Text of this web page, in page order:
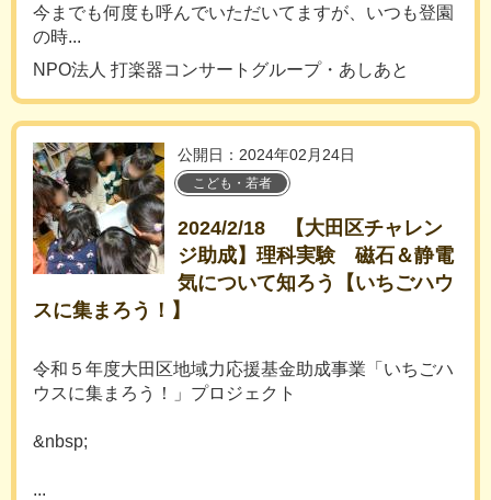
今までも何度も呼んでいただいてますが、いつも登園
の時...
NPO法人 打楽器コンサートグループ・あしあと
公開日：2024年02月24日
こども・若者
2024/2/18 【大田区チャレン
ジ助成】理科実験 磁石＆静電
気について知ろう【いちごハウ
スに集まろう！】
令和５年度大田区地域力応援基金助成事業「いちごハ
ウスに集まろう！」プロジェクト
&nbsp;
...